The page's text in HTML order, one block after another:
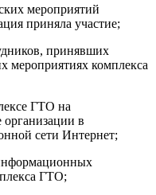
мероприятий
приняла участие;
принявших
мероприятиях комплекса
ГТО на
в
сети Интернет;
ГТО;